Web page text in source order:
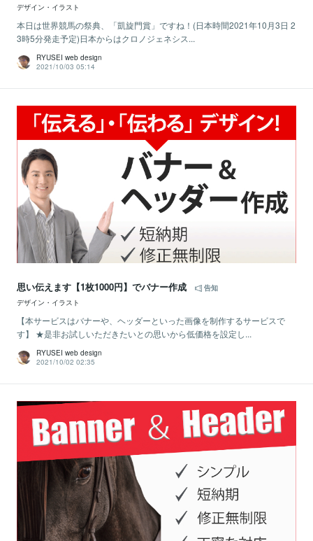
デザイン・イラスト
本日は世界競馬の祭典、「凱旋門賞」ですね！(日本時間2021年10月3日 2
3時5分発走予定)日本からはクロノジェネシス...
RYUSEI web design
2021/10/03 05:14
思い伝えます【1枚1000円】でバナー作成
告知
デザイン・イラスト
【本サービスはバナーや、ヘッダーといった画像を制作するサービスで
す】 ★是非お試しいただきたいとの思いから低価格を設定し...
RYUSEI web design
2021/10/02 02:35